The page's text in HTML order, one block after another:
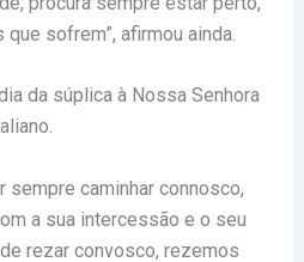
sofrem”, afirmou ainda.
da súplica à Nossa Senhora
sempre caminhar connosco,
a sua intercessão e o seu
rezar convosco, rezemos